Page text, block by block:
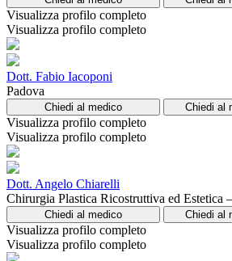
Visualizza profilo completo
Visualizza profilo completo
Dott. Fabio Iacoponi
Padova
Chiedi al medico Chiedi al
Visualizza profilo completo
Visualizza profilo completo
Dott. Angelo Chiarelli
Chirurgia Plastica Ricostruttiva ed Estetica
Chiedi al medico Chiedi al
Visualizza profilo completo
Visualizza profilo completo